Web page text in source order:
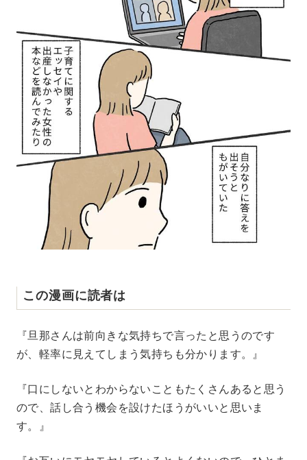
この漫画に読者は
『旦那さんは前向きな気持ちで言ったと思うのです
が、軽率に見えてしまう気持ちも分かります。』
『口にしないとわからないこともたくさんあると思う
ので、話し合う機会を設けたほうがいいと思いま
す。』